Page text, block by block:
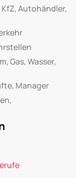
Autohändler,
Gas, Wasser,
Manager